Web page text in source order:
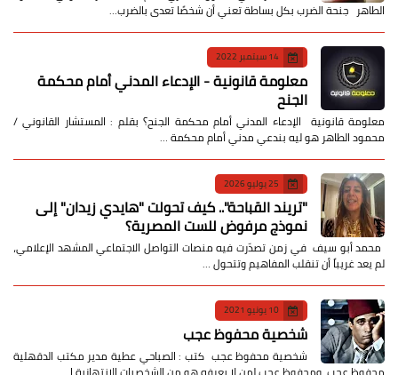
الطاهر جنحة الضرب بكل بساطة تعني أن شخصًا تعدى بالضرب…
14 سبتمبر 2022
معلومة قانونية - الإدعاء المدني أمام محكمة
الجنح
معلومة قانونية الإدعاء المدني أمام محكمة الجنح؟ بقلم : المستشار القانوني /
محمود الطاهر هو ليه بندعي مدني أمام محكمة …
25 يوليو 2026
​"تريند القباحة".. كيف تحولت "هايدي زيدان" إلى
نموذج مرفوض للست المصرية؟
​ محمد أبو سيف ​في زمن تصدّرت فيه منصات التواصل الاجتماعي المشهد الإعلامي،
لم يعد غريباً أن تنقلب المفاهيم وتتحول …
10 يونيو 2021
شخصية محفوظ عجب
شخصية محفوظ عجب كتب : الصباحي عطية مدير مكتب الدقهلية